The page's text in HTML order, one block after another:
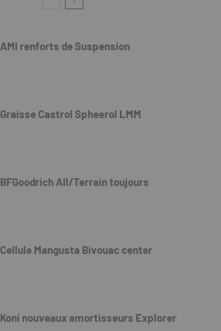
AMI renforts de Suspension
Graisse Castrol Spheerol LMM
BFGoodrich All/Terrain toujours
Cellule Mangusta Bivouac center
Koni nouveaux amortisseurs Explorer